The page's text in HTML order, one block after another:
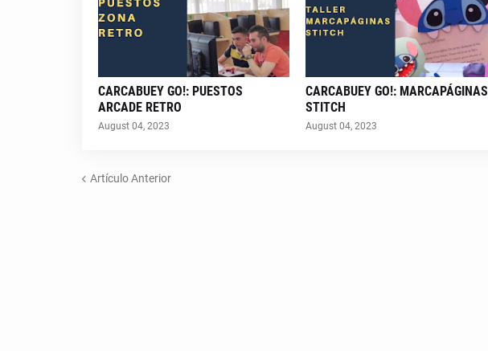
CARCABUEY GO!: PUESTOS
ARCADE RETRO
August 04, 2023
CARCABUEY GO!: MARCAPÁGINAS
STITCH
August 04, 2023
Artículo Anterior